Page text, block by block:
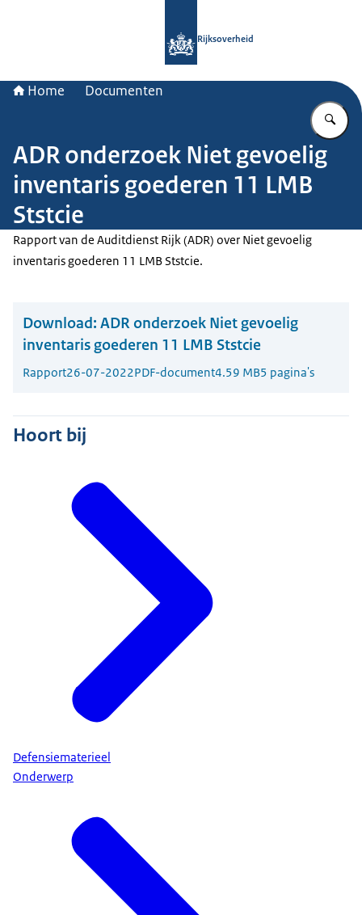
Rijksoverheid
Home Documenten
ADR onderzoek Niet gevoelig
inventaris goederen 11 LMB
Ststcie
Rapport van de Auditdienst Rijk (ADR) over Niet gevoelig
inventaris goederen 11 LMB Ststcie.
Download: ADR onderzoek Niet gevoelig
inventaris goederen 11 LMB Ststcie
Rapport26-07-2022PDF-document4.59 MB5 pagina's
Hoort bij
Defensiematerieel
Onderwerp